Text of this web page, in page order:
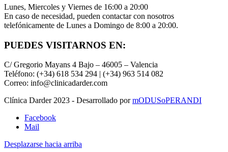
Lunes, Miercoles y Viernes de 16:00 a 20:00
En caso de necesidad, pueden contactar con nosotros
telefónicamente de Lunes a Domingo de 8:00 a 20:00.
PUEDES VISITARNOS EN:
C/ Gregorio Mayans 4 Bajo – 46005 – Valencia
Teléfono: (+34) 618 534 294 | (+34) 963 514 082
Correo: info@clinicadarder.com
Clínica Darder 2023 - Desarrollado pormODUSoPERANDI
Facebook
Mail
Desplazarse hacia arriba